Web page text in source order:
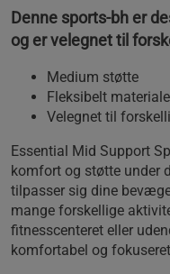
Denne sports-bh er
og er velegnet til
Medium støtte
Fleksibelt materiale
Velegnet til
Essential Mid Support
komfort og støtte under
tilpasser sig dine
mange forskellige
fitnesscenteret eller
komfortabel og